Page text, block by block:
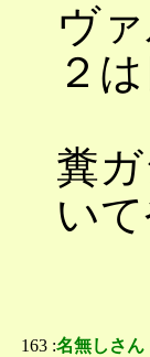
ヴ
２
糞
い
163 :名無しさん